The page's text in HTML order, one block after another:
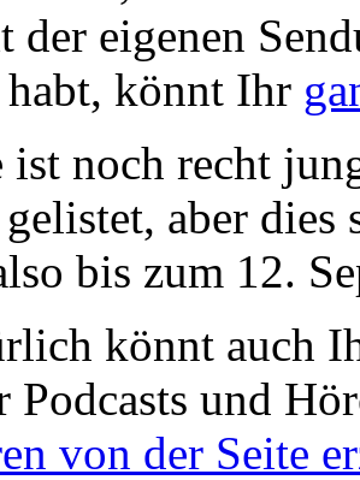
der eigenen
habt, könnt Ihr
ist noch recht
gelistet, aber
bis zum 12.
könnt auch
Podcasts und
von der Seite